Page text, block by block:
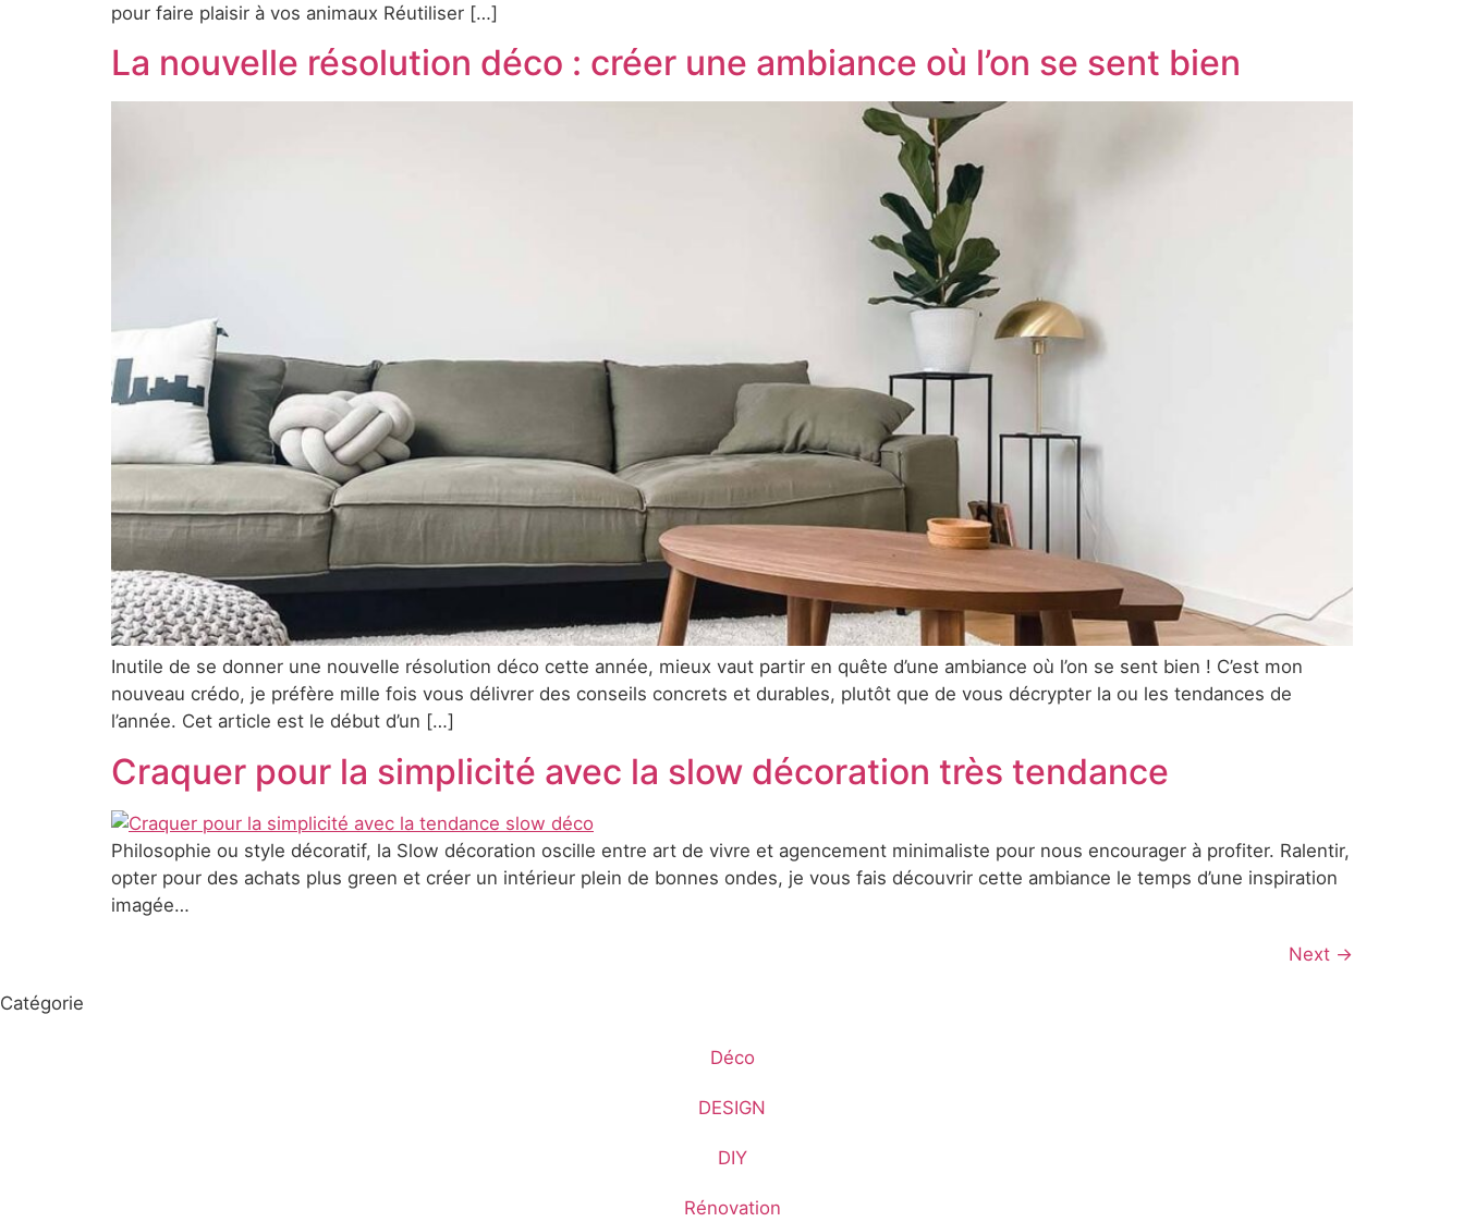
pour faire plaisir à vos animaux Réutiliser […]
La nouvelle résolution déco : créer une ambiance où l’on se sent bien
Inutile de se donner une nouvelle résolution déco cette année, mieux vaut partir en quête d’une ambiance où l’on se sent bien ! C’est mon
nouveau crédo, je préfère mille fois vous délivrer des conseils concrets et durables, plutôt que de vous décrypter la ou les tendances de
l’année. Cet article est le début d’un […]
Craquer pour la simplicité avec la slow décoration très tendance
Philosophie ou style décoratif, la Slow décoration oscille entre art de vivre et agencement minimaliste pour nous encourager à profiter. Ralentir,
opter pour des achats plus green et créer un intérieur plein de bonnes ondes, je vous fais découvrir cette ambiance le temps d’une inspiration
imagée…
Next →
Catégorie
Déco
DESIGN
DIY
Rénovation